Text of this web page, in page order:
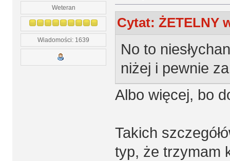
Weteran
Wiadomości: 1639
Cytat: ŻETELNY
No to
niżej i pewnie
Albo więcej, bo
Takich
typ, że trzymam